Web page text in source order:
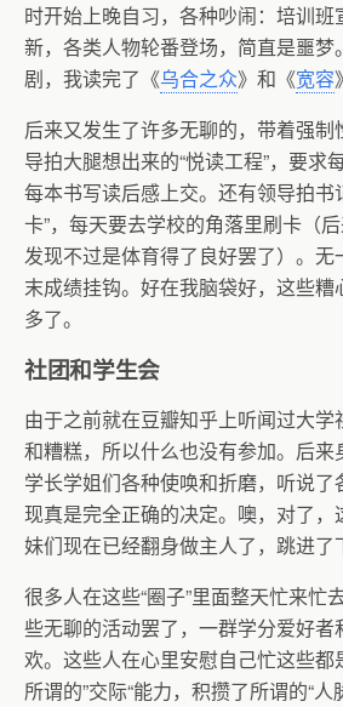
时开始上晚自习，各种吵闹：培训班
新，各类人物轮番登场，简直是噩梦
剧，我读完了《乌合之众》和《宽容
后来又发生了许多无聊的，带着强
导拍大腿想出来的“悦读工程”，要求
每本书写读后感上交。还有领导拍书
卡”，每天要去学校的角落里刷卡（后
发现不过是体育得了良好罢了）。无
末成绩挂钩。好在我脑袋好，这些糟
多了。
社团和学生会
由于之前就在豆瓣知乎上听闻过大
和糟糕，所以什么也没有参加。后来
学长学姐们各种使唤和折磨，听说了
现真是完全正确的决定。噢，对了，
妹们现在已经翻身做主人了，跳进了
很多人在这些“圈子”里面整天忙来忙
些无聊的活动罢了，一群学分爱好
欢。这些人在心里安慰自己忙这些都
所谓的”交际“能力，积攒了所谓的“人